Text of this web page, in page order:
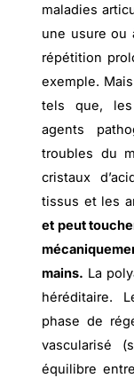
maladies
une usure ou
répétition
exemple.
tels que, les
agents
troubles du
cristaux
tissus et les
et peut
mains. La
héréditaire.
phase de
vascularisé
équilibre